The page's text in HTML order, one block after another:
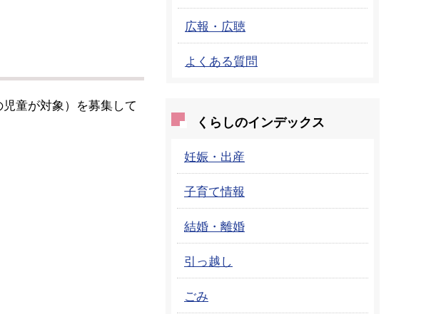
童が対象）を募集して
広報・広聴
よくある質問
くらしのインデックス
妊娠・出産
子育て情報
結婚・離婚
引っ越し
ごみ